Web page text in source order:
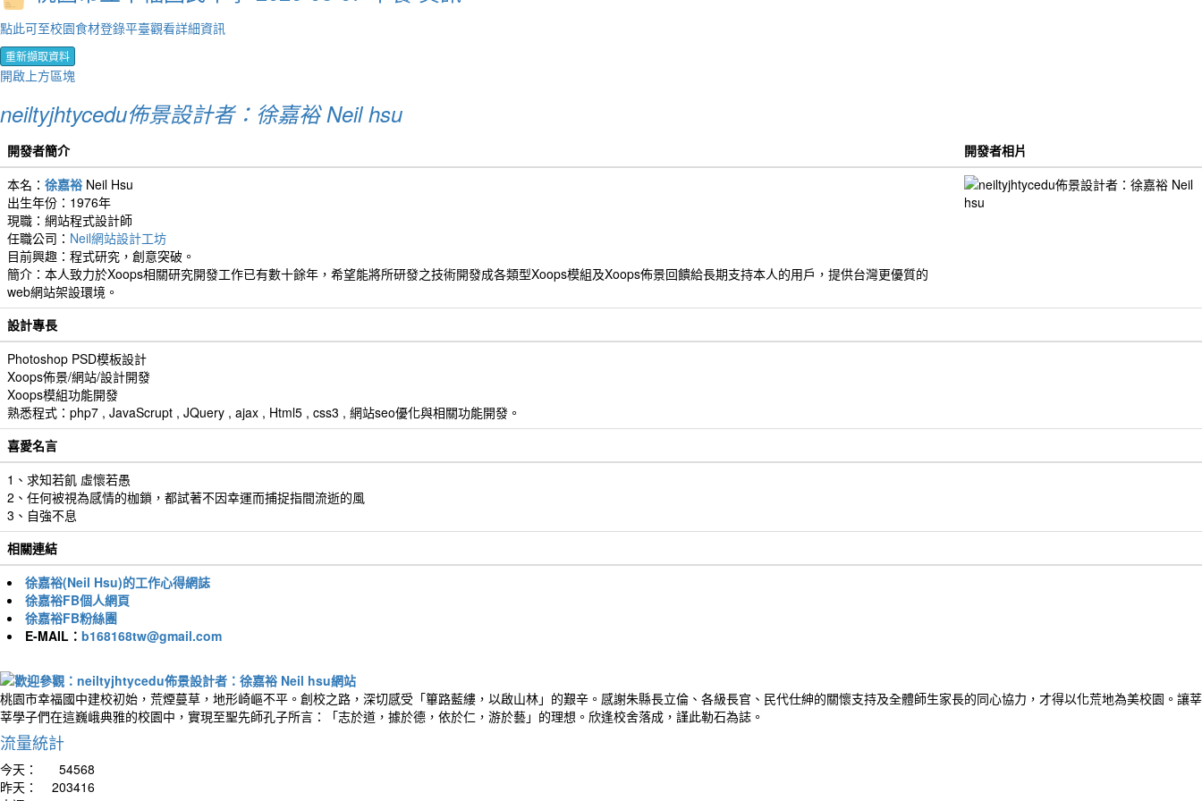
點此可至校園食材登錄平臺觀看詳細資訊
重新擷取資料
開啟上方區塊
neiltyjhtycedu佈景設計者：徐嘉裕 Neil hsu
開發者簡介
開發者相片
本名： 徐嘉裕 Neil Hsu
出生年份：1976年
現職：網站程式設計師
任職公司： Neil網站設計工坊
目前興趣：程式研究，創意突破。
簡介：本人致力於Xoops相關研究開發工作已有數十餘年，希望能將所研發之技術開發成各類型Xoops模組及Xoops佈景回饋給長期支持本人的用戶，提供台灣更優質的
web網站架設環境。
設計專長
Photoshop PSD模板設計
Xoops佈景/網站/設計開發
Xoops模組功能開發
熟悉程式：php7 , JavaScrupt , JQuery , ajax , Html5 , css3 , 網站seo優化與相關功能開發。
喜愛名言
1、求知若飢 虛懷若愚
2、任何被視為感情的枷鎖，都試著不因幸運而捕捉指間流逝的風
3、自強不息
相關連結
徐嘉裕(Neil Hsu)的工作心得網誌
徐嘉裕FB個人網頁
徐嘉裕FB粉絲團
E-MAIL： b168168tw@gmail.com
桃園市幸福國中建校初始，荒煙蔓草，地形崎嶇不平。創校之路，深切感受「篳路藍縷，以啟山林」的艱辛。感謝朱縣長立倫、各級長官、民代仕紳的關懷支持及全體師生家長的同心協力，才得以化荒地為美校園。讓莘
莘學子們在這巍峨典雅的校園中，實現至聖先師孔子所言：「志於道，據於德，依於仁，游於藝」的理想。欣逢校舍落成，謹此勒石為誌。
流量統計
今天：
54568
昨天：
203416